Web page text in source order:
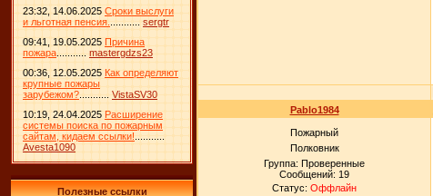
23:32, 14.06.2025 Сроки выслуги
и льготная пенсия.
sergtr
09:41, 19.05.2025 Причина
пожара
mastergdzs23
00:36, 12.05.2025 Как определяют
крупные пожары
зарубежом?
VistaSV30
10:19, 24.04.2025 Расширение
системы поиска по пожарным
сайтам, кидаем ссылки!
Avesta1090
Полезные ссылки
Pablo1984
Пожарный
Полковник
Группа: Проверенные
Сообщений: 19
Статус: Оффлайн